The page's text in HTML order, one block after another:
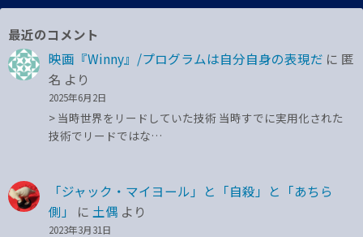
最近のコメント
映画『Winny』/プログラムは自分自身の表現だ に 匿
名 より
2025年6月2日
> 当時世界をリードしていた技術 当時すでに実用化された
技術でリードではな…
「ジャック・マイヨール」と「自殺」と「あちら
側」
に 土偶 より
2023年3月31日